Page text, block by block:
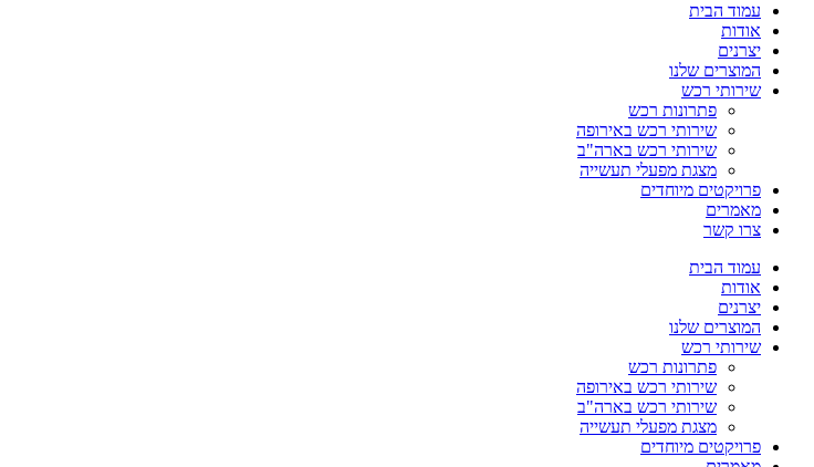
עמוד הבית
אודות
יצרנים
המוצרים שלנו
שירותי רכש
פתרונות רכש
שירותי רכש באירופה
שירותי רכש בארה"ב
מצגת מפעלי תעשייה
פרויקטים מיוחדים
מאמרים
צרו קשר
עמוד הבית
אודות
יצרנים
המוצרים שלנו
שירותי רכש
פתרונות רכש
שירותי רכש באירופה
שירותי רכש בארה"ב
מצגת מפעלי תעשייה
פרויקטים מיוחדים